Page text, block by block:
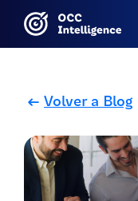
Volver a Blog